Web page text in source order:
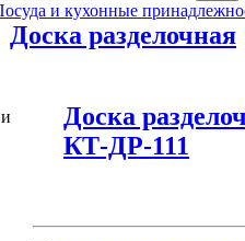
и кухонные
Доска разделочная
Доска
КТ-ДР-111